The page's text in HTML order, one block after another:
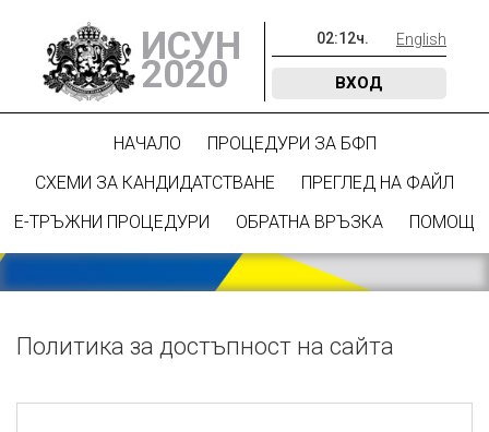
ИСУН
2020
02:12ч. English
ВХОД
НАЧАЛО
ПРОЦЕДУРИ ЗА БФП
СХЕМИ ЗА КАНДИДАТСТВАНЕ
ПРЕГЛЕД НА ФАЙЛ
Е-ТРЪЖНИ ПРОЦЕДУРИ
ОБРАТНА ВРЪЗКА ПОМОЩ
Политика за достъпност на сайта